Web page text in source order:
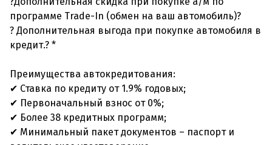
программе Trade-In (обмен на ваш автомобиль)?
? Дополнительная выгода при покупке автомобиля в
кредит.? *
Преимущества автокредитования:
✔ Ставка по кредиту от 1.9% годовых;
✔ Первоначальный взнос от 0%;
✔ Более 38 кредитных программ;
✔ Минимальный пакет документов – паспорт и